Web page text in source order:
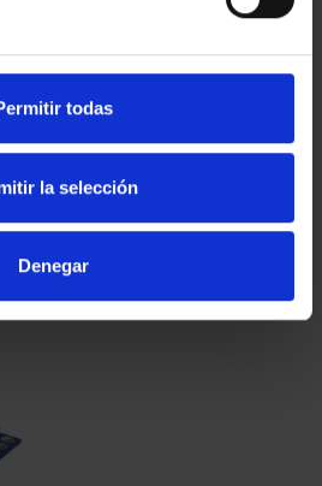
todas
la selección
Denegar
PROVINCIA 4
registrados